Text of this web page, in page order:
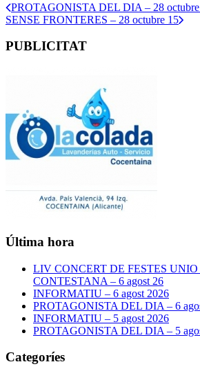
PROTAGONISTA DEL DIA – 28
SENSE FRONTERES – 28 octubre 15
PUBLICITAT
Última hora
LIV CONCERT DE FESTES
CONTESTANA – 6 agost 26
INFORMATIU – 6 agost 2026
PROTAGONISTA DEL DIA – 6
INFORMATIU – 5 agost 2026
PROTAGONISTA DEL DIA – 5
Categoríes